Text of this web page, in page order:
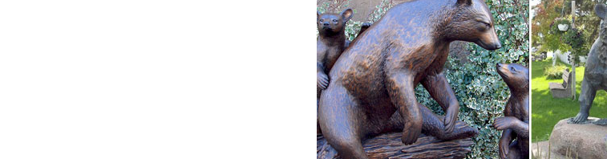
Большой выбор статуэтки в интернет-магазине
Русские подарки Статуэтка "Мисс Нежность" 2 216
Статуэтки и скульптуры купить в магазине «Райские
Вы можете купить статуэтки и скульптуры в
Успейте купить символ нового 2018 года! Фигурки
Загадочную древнюю статуэтку «человека-птицы»
«Согласно технике и размерам статуэтка является